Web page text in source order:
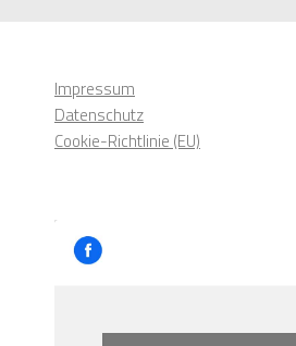
Impressum
Datenschutz
Cookie-Richtlinie (EU)